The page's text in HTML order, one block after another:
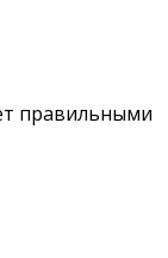
правильными